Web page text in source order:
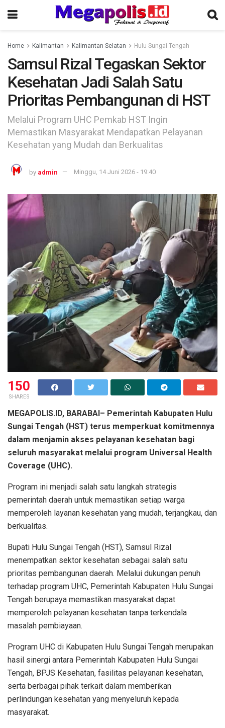
Home Kalimantan Kalimantan Selatan Hulu Sungai Tengah
Samsul Rizal Tegaskan Sektor
Kesehatan Jadi Salah Satu
Prioritas Pembangunan di HST
Melalui Program UHC Pemkab HST Ingin
Memastikan Masyarakat Mendapatkan Pelayanan
Kesehatan yang Mudah dan Berkualitas
by admin Minggu, 14 Juni 2026 - 19:40
150
SHARES
MEGAPOLIS.ID, BARABAI– Pemerintah Kabupaten Hulu
Sungai Tengah (HST) terus memperkuat komitmennya
dalam menjamin akses pelayanan kesehatan bagi
seluruh masyarakat melalui program Universal Health
Coverage (UHC).
Program ini menjadi salah satu langkah strategis
pemerintah daerah untuk memastikan setiap warga
memperoleh layanan kesehatan yang mudah, terjangkau, dan
berkualitas.
Bupati Hulu Sungai Tengah (HST), Samsul Rizal
menempatkan sektor kesehatan sebagai salah satu
prioritas pembangunan daerah. Melalui dukungan penuh
terhadap program UHC, Pemerintah Kabupaten Hulu Sungai
Tengah berupaya memastikan masyarakat dapat
memperoleh pelayanan kesehatan tanpa terkendala
masalah pembiayaan.
Program UHC di Kabupaten Hulu Sungai Tengah merupakan
hasil sinergi antara Pemerintah Kabupaten Hulu Sungai
Tengah, BPJS Kesehatan, fasilitas pelayanan kesehatan,
serta berbagai pihak terkait dalam memberikan
perlindungan kesehatan yang menyeluruh kepada
masyarakat.